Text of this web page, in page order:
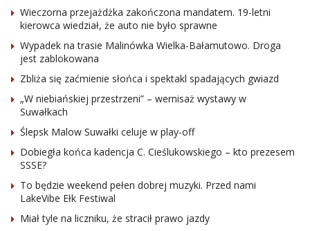
Wieczorna przejażdżka zakończona mandatem. 19-letni
kierowca wiedział, że auto nie było sprawne
Wypadek na trasie Malinówka Wielka-Bałamutowo. Droga
jest zablokowana
Zbliża się zaćmienie słońca i spektakl spadających gwiazd
„W niebiańskiej przestrzeni” – wernisaż wystawy w
Suwałkach
Ślepsk Malow Suwałki celuje w play-off
Dobiegła końca kadencja C. Cieślukowskiego – kto prezesem
SSSE?
To będzie weekend pełen dobrej muzyki. Przed nami
LakeVibe Ełk Festiwal
Miał tyle na liczniku, że stracił prawo jazdy